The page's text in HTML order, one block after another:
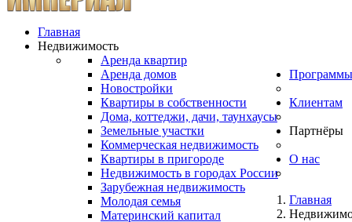
Главная
Недвижимость
Аренда квартир
Аренда домов
Новостройки
Квартиры в собственности
Дома, коттеджи, дачи, таунхаусы
Земельные участки
Коммерческая недвижимость
Квартиры в пригороде
Недвижимость в городах России
Зарубежная недвижимость
Программы
Молодая семья
Материнский капитал
Клиентам
Партнёры
О нас
Главная